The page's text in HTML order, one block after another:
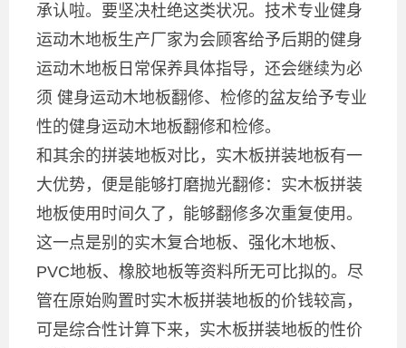
承认啦。要坚决杜绝这类状况。技术专业健身
运动木地板生产厂家为会顾客给予后期的健身
运动木地板日常保养具体指导，还会继续为必
须 健身运动木地板翻修、检修的盆友给予专业
性的健身运动木地板翻修和检修。
和其余的拼装地板对比，实木板拼装地板有一
大优势，便是能够打磨抛光翻修：实木板拼装
地板使用时间久了，能够翻修多次重复使用。
这一点是别的实木复合地板、强化木地板、
PVC地板、橡胶地板等资料所无可比拟的。尽
管在原始购置时实木板拼装地板的价钱较高，
可是综合性计算下来，实木板拼装地板的性价